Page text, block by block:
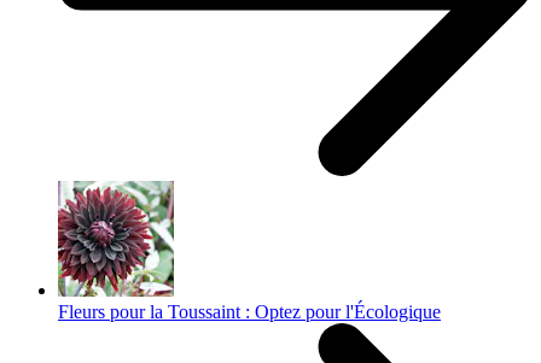
Fleurs pour la Toussaint : Optez pour l'Écologique